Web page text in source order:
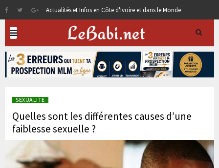
Actualités et Infos en Côte d'Ivoire et dans le Monde
SEXUALITE
Quelles sont les différentes causes d’une
faiblesse sexuelle ?